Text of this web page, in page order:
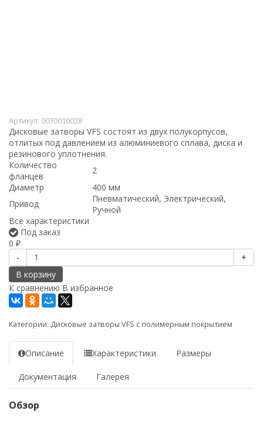
Артикул: 0030010028
Дисковые затворы VFS состоят из двух полукорпусов,
отлитых под давлением из алюминиевого сплава, диска и
резинового уплотнения.
Количество
фланцев
2
Диаметр
400 мм
Привод
Пневматический, Электрический,
Ручной
Все характеристики
Под заказ
0 ₽
-
+
В корзину
К сравнению В избранное
Категории: Дисковые затворы VFS c полимерным покрытием
Описание Характеристики Размеры
Документация Галерея
Обзор